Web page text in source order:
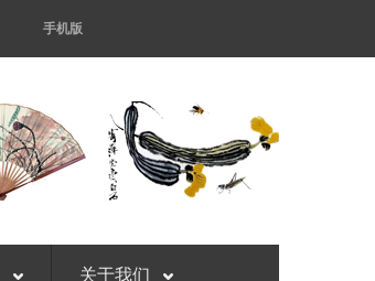
手机版
关于我们